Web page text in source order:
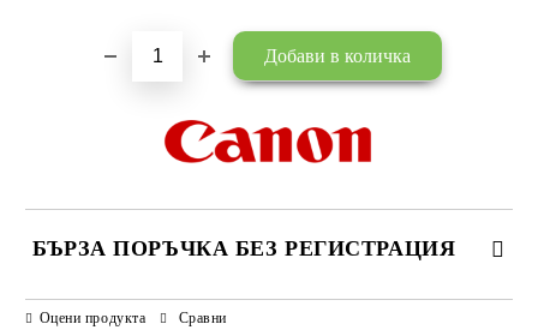
БЪРЗА ПОРЪЧКА БЕЗ РЕГИСТРАЦИЯ
САМО ПОПЪЛНЕТЕ 3 ПОЛЕТА
Оцени продукта Сравни